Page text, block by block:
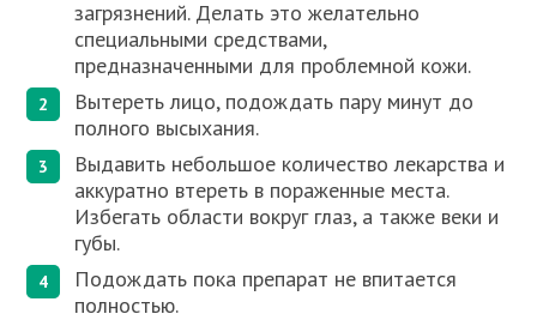
загрязнений. Делать это желательно
специальными средствами,
предназначенными для проблемной кожи.
Вытереть лицо, подождать пару минут до
полного высыхания.
Выдавить небольшое количество лекарства и
аккуратно втереть в пораженные места.
Избегать области вокруг глаз, а также веки и
губы.
Подождать пока препарат не впитается
полностью.